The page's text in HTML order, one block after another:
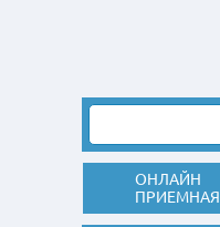
ОНЛАЙН
ПРИЕМНАЯ